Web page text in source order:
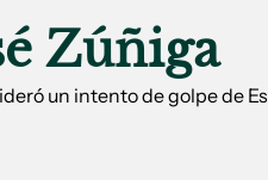
y Legales
Zúñiga
un intento de golpe de